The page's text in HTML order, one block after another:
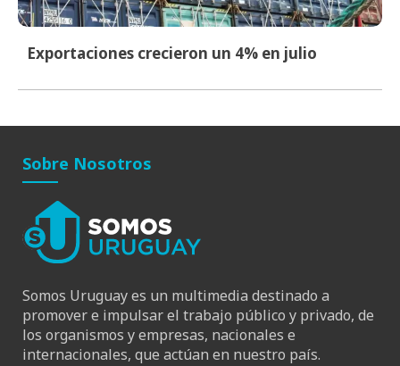
Exportaciones crecieron un 4% en julio
Sobre Nosotros
Somos Uruguay es un multimedia destinado a
promover e impulsar el trabajo público y privado, de
los organismos y empresas, nacionales e
internacionales, que actúan en nuestro país.